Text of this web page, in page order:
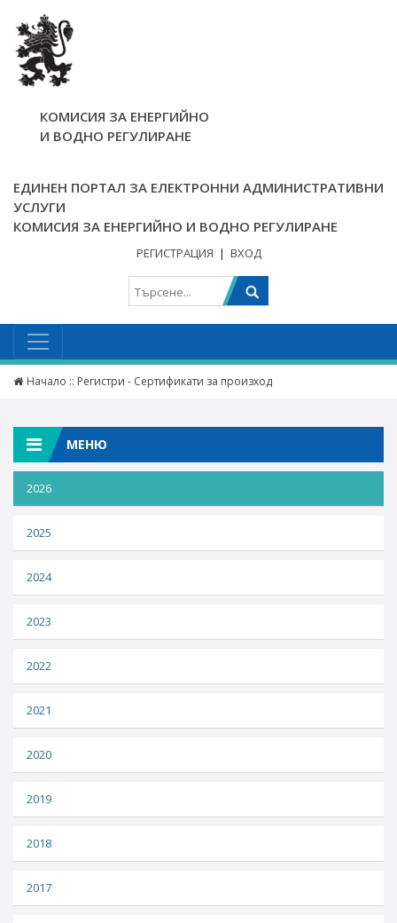
КОМИСИЯ ЗА ЕНЕРГИЙНО
И ВОДНО РЕГУЛИРАНЕ
ЕДИНЕН ПОРТАЛ ЗА ЕЛЕКТРОННИ АДМИНИСТРАТИВНИ
УСЛУГИ
КОМИСИЯ ЗА ЕНЕРГИЙНО И ВОДНО РЕГУЛИРАНЕ
РЕГИСТРАЦИЯ | ВХОД
Начало :: Регистри - Сертификати за произход
МЕНЮ
2026
2025
2024
2023
2022
2021
2020
2019
2018
2017